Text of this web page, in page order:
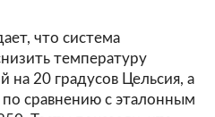
что система
температуру
на 20 градусов Цельсия, а
сравнению с эталонным